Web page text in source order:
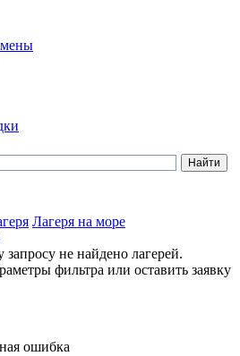
Лагеря на море
не найдено лагерей.
фильтра или оставить заявку
ошибка